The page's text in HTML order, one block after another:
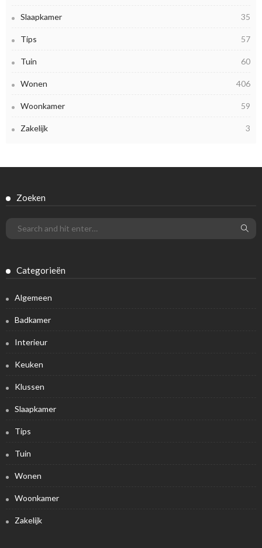
Slaapkamer 35
Tips 57
Tuin 60
Wonen 406
Woonkamer 59
Zakelijk 3
Zoeken
Categorieën
Algemeen
Badkamer
Interieur
Keuken
Klussen
Slaapkamer
Tips
Tuin
Wonen
Woonkamer
Zakelijk